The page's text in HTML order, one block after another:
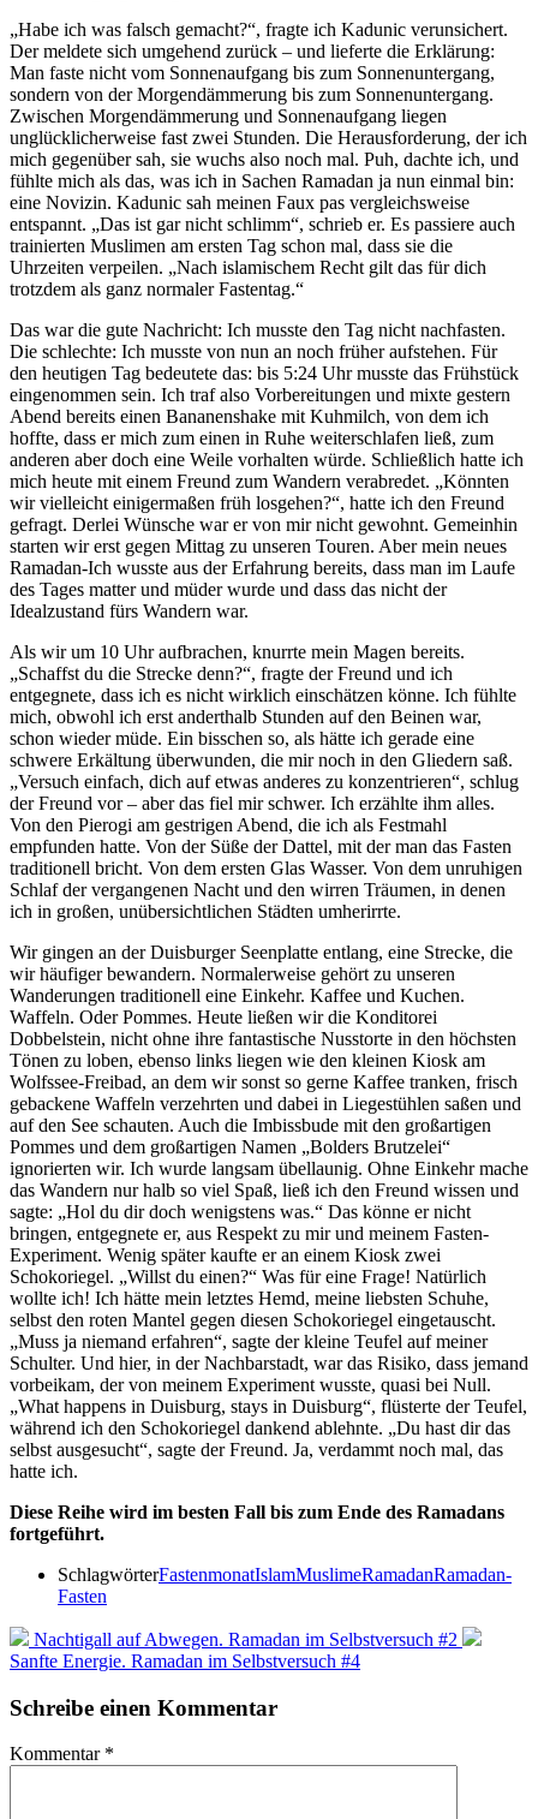
„Habe ich was falsch gemacht?“, fragte ich Kadunic verunsichert.
Der meldete sich umgehend zurück – und lieferte die Erklärung:
Man faste nicht vom Sonnenaufgang bis zum Sonnenuntergang,
sondern von der Morgendämmerung bis zum Sonnenuntergang.
Zwischen Morgendämmerung und Sonnenaufgang liegen
unglücklicherweise fast zwei Stunden. Die Herausforderung, der ich
mich gegenüber sah, sie wuchs also noch mal. Puh, dachte ich, und
fühlte mich als das, was ich in Sachen Ramadan ja nun einmal bin:
eine Novizin. Kadunic sah meinen Faux pas vergleichsweise
entspannt. „Das ist gar nicht schlimm“, schrieb er. Es passiere auch
trainierten Muslimen am ersten Tag schon mal, dass sie die
Uhrzeiten verpeilen. „Nach islamischem Recht gilt das für dich
trotzdem als ganz normaler Fastentag.“
Das war die gute Nachricht: Ich musste den Tag nicht nachfasten.
Die schlechte: Ich musste von nun an noch früher aufstehen. Für
den heutigen Tag bedeutete das: bis 5:24 Uhr musste das Frühstück
eingenommen sein. Ich traf also Vorbereitungen und mixte gestern
Abend bereits einen Bananenshake mit Kuhmilch, von dem ich
hoffte, dass er mich zum einen in Ruhe weiterschlafen ließ, zum
anderen aber doch eine Weile vorhalten würde. Schließlich hatte ich
mich heute mit einem Freund zum Wandern verabredet. „Könnten
wir vielleicht einigermaßen früh losgehen?“, hatte ich den Freund
gefragt. Derlei Wünsche war er von mir nicht gewohnt. Gemeinhin
starten wir erst gegen Mittag zu unseren Touren. Aber mein neues
Ramadan-Ich wusste aus der Erfahrung bereits, dass man im Laufe
des Tages matter und müder wurde und dass das nicht der
Idealzustand fürs Wandern war.
Als wir um 10 Uhr aufbrachen, knurrte mein Magen bereits.
„Schaffst du die Strecke denn?“, fragte der Freund und ich
entgegnete, dass ich es nicht wirklich einschätzen könne. Ich fühlte
mich, obwohl ich erst anderthalb Stunden auf den Beinen war,
schon wieder müde. Ein bisschen so, als hätte ich gerade eine
schwere Erkältung überwunden, die mir noch in den Gliedern saß.
„Versuch einfach, dich auf etwas anderes zu konzentrieren“, schlug
der Freund vor – aber das fiel mir schwer. Ich erzählte ihm alles.
Von den Pierogi am gestrigen Abend, die ich als Festmahl
empfunden hatte. Von der Süße der Dattel, mit der man das Fasten
traditionell bricht. Von dem ersten Glas Wasser. Von dem unruhigen
Schlaf der vergangenen Nacht und den wirren Träumen, in denen
ich in großen, unübersichtlichen Städten umherirrte.
Wir gingen an der Duisburger Seenplatte entlang, eine Strecke, die
wir häufiger bewandern. Normalerweise gehört zu unseren
Wanderungen traditionell eine Einkehr. Kaffee und Kuchen.
Waffeln. Oder Pommes. Heute ließen wir die Konditorei
Dobbelstein, nicht ohne ihre fantastische Nusstorte in den höchsten
Tönen zu loben, ebenso links liegen wie den kleinen Kiosk am
Wolfssee-Freibad, an dem wir sonst so gerne Kaffee tranken, frisch
gebackene Waffeln verzehrten und dabei in Liegestühlen saßen und
auf den See schauten. Auch die Imbissbude mit den großartigen
Pommes und dem großartigen Namen „Bolders Brutzelei“
ignorierten wir. Ich wurde langsam übellaunig. Ohne Einkehr mache
das Wandern nur halb so viel Spaß, ließ ich den Freund wissen und
sagte: „Hol du dir doch wenigstens was.“ Das könne er nicht
bringen, entgegnete er, aus Respekt zu mir und meinem Fasten-
Experiment. Wenig später kaufte er an einem Kiosk zwei
Schokoriegel. „Willst du einen?“ Was für eine Frage! Natürlich
wollte ich! Ich hätte mein letztes Hemd, meine liebsten Schuhe,
selbst den roten Mantel gegen diesen Schokoriegel eingetauscht.
„Muss ja niemand erfahren“, sagte der kleine Teufel auf meiner
Schulter. Und hier, in der Nachbarstadt, war das Risiko, dass jemand
vorbeikam, der von meinem Experiment wusste, quasi bei Null.
„What happens in Duisburg, stays in Duisburg“, flüsterte der Teufel,
während ich den Schokoriegel dankend ablehnte. „Du hast dir das
selbst ausgesucht“, sagte der Freund. Ja, verdammt noch mal, das
hatte ich.
Diese Reihe wird im besten Fall bis zum Ende des Ramadans
fortgeführt.
SchlagwörterFastenmonatIslamMuslimeRamadanRamadan-
Fasten
Nachtigall auf Abwegen. Ramadan im Selbstversuch #2
Sanfte Energie. Ramadan im Selbstversuch #4
Schreibe einen Kommentar
Kommentar *